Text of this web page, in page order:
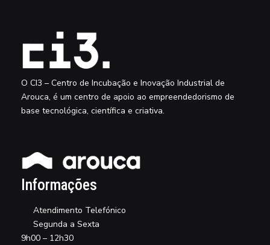
O CI3 – Centro de Incubação e Inovação Industrial de
Arouca, é um centro de apoio ao empreendedorismo de
base tecnológica, científica e criativa.
Informações
Atendimento Telefónico
Segunda a Sexta
9h00 – 12h30